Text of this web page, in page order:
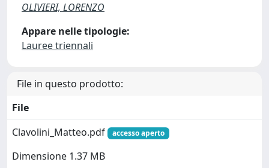
OLIVIERI, LORENZO
Appare nelle tipologie:
Lauree triennali
File in questo prodotto:
File
Clavolini_Matteo.pdf
accesso aperto
Dimensione 1.37 MB